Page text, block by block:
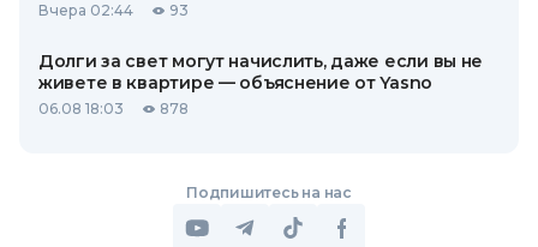
Вчера 02:44 93
Долги за свет могут начислить, даже если вы не
живете в квартире — объяснение от Yasno
06.08 18:03 878
Подпишитесь на нас